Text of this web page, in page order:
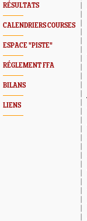
RÉSULTATS
CALENDRIERS COURSES
ESPACE "PISTE"
RÉGLEMENT FFA
BILANS
LIENS